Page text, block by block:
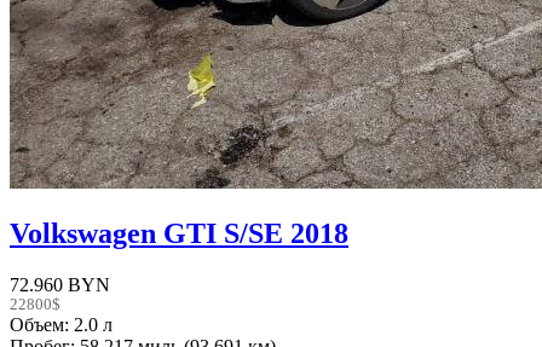
Volkswagen GTI S/SE 2018
72.960 BYN
22800$
Объем: 2.0 л